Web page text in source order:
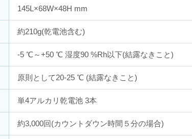
145L×68W×48H mm
約210g(乾電池含む)
-5 ℃～+50 ℃ 湿度90 %Rh以下(結露なきこと)
原則として20-25 ℃ (結露なきこと)
単4アルカリ乾電池 3本
約3,000回(カウントダウン時間５分の場合)